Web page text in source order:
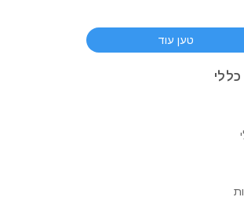
טען עוד